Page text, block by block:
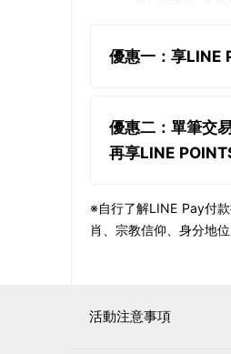
優惠一：享LINE
優惠二：單筆交
再享LINE
※自行了解LINE Pay付
肖、宗教信仰、身分地
活動注意事項